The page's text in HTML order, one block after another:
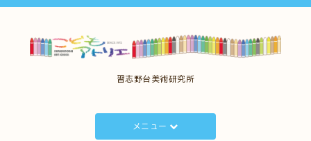
習志野台美術研究所
メニュー